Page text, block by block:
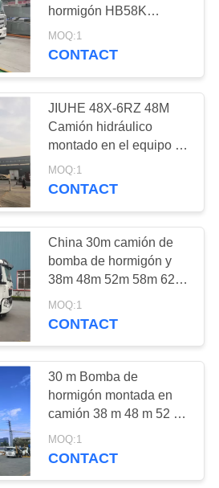
hormigón HB58K
Equipo de bomba de
hormigón Camión de
MOQ:1
CONTACT
JIUHE 48X-6RZ 48M
Camión hidráulico
montado en el equipo de
la bomba de hormigón
máquina con tubo de
MOQ:1
CONTACT
China 30m camión de
bomba de hormigón y
38m 48m 52m 58m 62m
70m camión montado
bomba de hormigón
MOQ:1
CONTACT
30 m Bomba de
hormigón montada en
camión 38 m 48 m 52 m
56 m 58 m 62 m 70 m
Máquina de bombeo de
MOQ:1
CONTACT